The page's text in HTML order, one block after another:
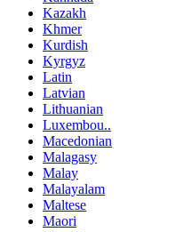
Kazakh
Khmer
Kurdish
Kyrgyz
Latin
Latvian
Lithuanian
Luxembou..
Macedonian
Malagasy
Malay
Malayalam
Maltese
Maori